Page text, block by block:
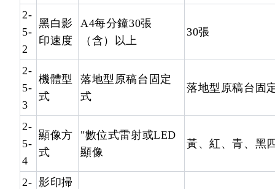
2-
5-
2
黑白影
印速度
A4每分鐘30張
（含）以上
30張
2-
5-
3
機體型
式
落地型原稿台固定
式
落地型原稿台固
2-
5-
4
顯像方
式
"數位式雷射或LED
顯像
黃、紅、青、黑
2- 影印掃